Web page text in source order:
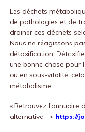
Les déchets
de pathologies et de
drainer ces déchets
Nous ne réagissons
détoxification.
une bonne chose pour
ou en sous-vitalité,
métabolisme.
« Retrouvez l’annuaire
alternative ~> https://